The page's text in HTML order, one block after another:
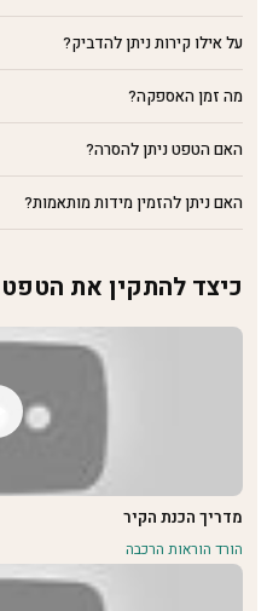
על אילו קירות ניתן להדביק?
מה זמן האספקה?
האם הטפט ניתן להסרה?
האם ניתן להזמין מידות מותאמות?
כיצד להתקין את הטפט
מדריך הכנת הקיר
הורד הוראות הרכבה